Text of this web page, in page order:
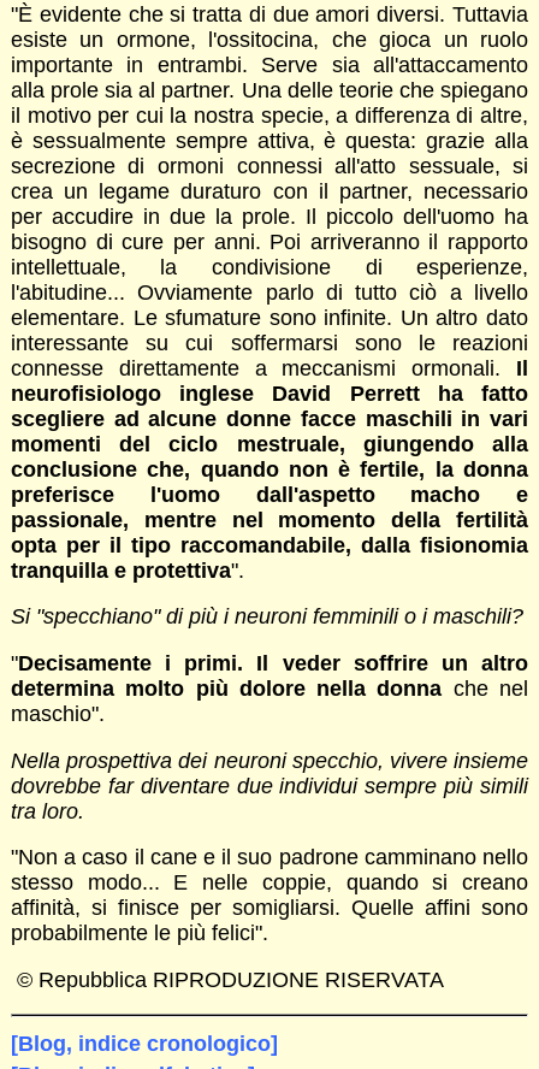
"È evidente che si tratta di due amori diversi. Tuttavia
esiste un ormone, l'ossitocina, che gioca un ruolo
importante in entrambi. Serve sia all'attaccamento
alla prole sia al partner. Una delle teorie che spiegano
il motivo per cui la nostra specie, a differenza di altre,
è sessualmente sempre attiva, è questa: grazie alla
secrezione di ormoni connessi all'atto sessuale, si
crea un legame duraturo con il partner, necessario
per accudire in due la prole. Il piccolo dell'uomo ha
bisogno di cure per anni. Poi arriveranno il rapporto
intellettuale, la condivisione di esperienze,
l'abitudine... Ovviamente parlo di tutto ciò a livello
elementare. Le sfumature sono infinite. Un altro dato
interessante su cui soffermarsi sono le reazioni
connesse direttamente a meccanismi ormonali. Il
neurofisiologo inglese David Perrett ha fatto
scegliere ad alcune donne facce maschili in vari
momenti del ciclo mestruale, giungendo alla
conclusione che, quando non è fertile, la donna
preferisce l'uomo dall'aspetto macho e
passionale, mentre nel momento della fertilità
opta per il tipo raccomandabile, dalla fisionomia
tranquilla e protettiva".
Si "specchiano" di più i neuroni femminili o i maschili?
"Decisamente i primi. Il veder soffrire un altro
determina molto più dolore nella donna che nel
maschio".
Nella prospettiva dei neuroni specchio, vivere insieme
dovrebbe far diventare due individui sempre più simili
tra loro.
"Non a caso il cane e il suo padrone camminano nello
stesso modo... E nelle coppie, quando si creano
affinità, si finisce per somigliarsi. Quelle affini sono
probabilmente le più felici".
© Repubblica RIPRODUZIONE RISERVATA
[Blog, indice cronologico]